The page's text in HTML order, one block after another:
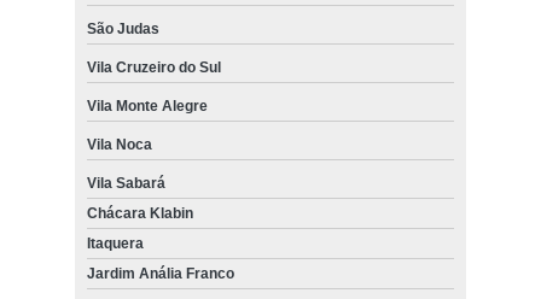
São Judas
Vila Cruzeiro do Sul
Vila Monte Alegre
Vila Noca
Vila Sabará
Chácara Klabin
Itaquera
Jardim Anália Franco